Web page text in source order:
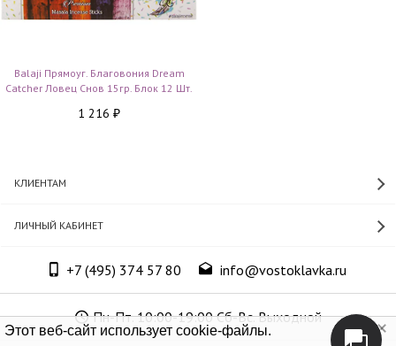
Этот веб-сайт использует cookie-файлы.
Balaji Прямоуг. Благовония Dream
Catcher Ловец Снов 15гр. Блок 12 Шт.
1 216 ₽
КЛИЕНТАМ
ЛИЧНЫЙ КАБИНЕТ
+7 (495) 374 57 80 info@vostoklavka.ru
Пн-Пт. 10:00-19:00 Сб-Вс. Выходной